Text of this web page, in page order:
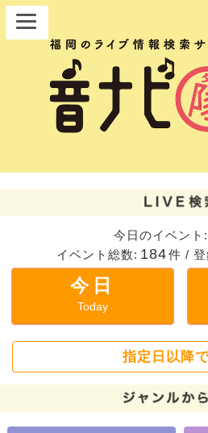
今日のイベント:
イベント総数: 184件 /
今日
Today
指定日以降